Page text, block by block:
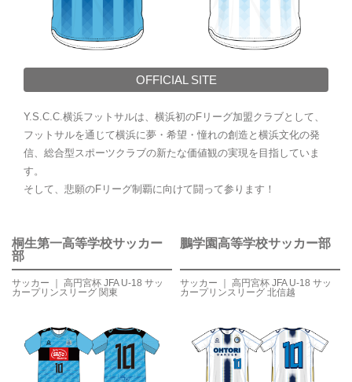
OFFICIAL SITE
Y.S.C.C.横浜フットサルは、横浜初のFリーグ加盟クラブとして、
フットサルを通じて横浜に夢・希望・憧れの創造と横浜文化の発
信、総合型スポーツクラブの新たな価値観の実現を目指していま
す。
そして、悲願のFリーグ制覇に向けて闘って参ります！
桐生第一高等学校サッカー
部
サッカー ｜ 高円宮杯 JFA U-18 サッ
カープリンスリーグ 関東
鵬学園高等学校サッカー部
サッカー ｜ 高円宮杯 JFA U-18 サッ
カープリンスリーグ 北信越